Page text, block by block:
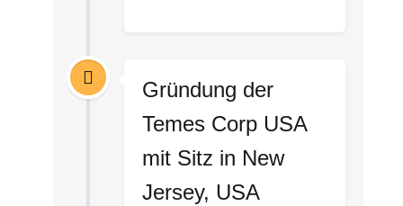
Gründung der
Temes Corp USA
mit Sitz in New
Jersey, USA